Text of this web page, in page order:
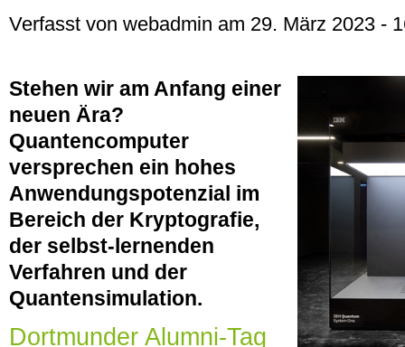
Verfasst von webadmin am 29. März 2023 -
Stehen wir am Anfang einer
neuen Ära?
Quantencomputer
versprechen ein hohes
Anwendungspotenzial im
Bereich der Kryptografie,
der selbst-lernenden
Verfahren und der
Quantensimulation.
Dortmunder Alumni-Tag